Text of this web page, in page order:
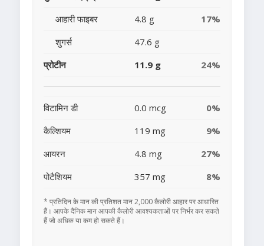
आहारी फाइबर
4.8 g
17%
शुगर्स
47.6 g
प्रोटीन
11.9 g 24%
विटामिन डी 0.0 mcg
0%
कैल्शियम
119 mg
9%
आयरन
4.8 mg
27%
पोटैशियम
357 mg 8%
* प्रतिदिन के मान की प्रतिशत मान 2,000 कैलोरी आहार पर आधारित
हैं। आपके दैनिक मान आपकी कैलोरी आवश्यकताओं पर निर्भर कर सकते
हैं जो अधिक या कम हो सकते हैं।